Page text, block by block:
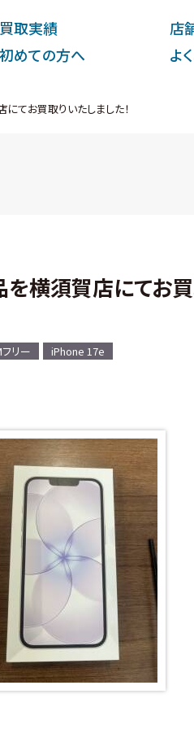
買取実績
店
初めての⽅へ よ
てお買取りいたしました！
横須賀店にてお買
リー iPhone 17e